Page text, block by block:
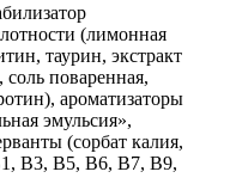
(лимонная
таурин, экстракт
поваренная,
ароматизаторы
эмульсия»,
(сорбат калия,
В3, В5, В6, В7, В9,